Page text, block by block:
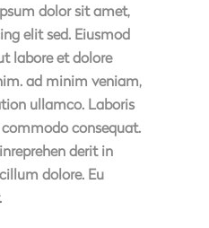
dolor sit amet,
elit sed. Eiusmod
labore et dolore
ad minim veniam,
ullamco. Laboris
consequat.
derit in
dolore. Eu